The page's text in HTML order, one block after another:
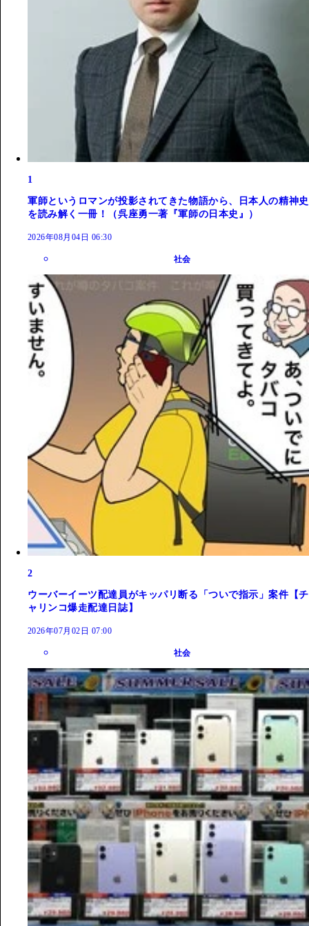
1
軍師というロマンが投影されてきた物語から、日本人の精神史
を読み解く一冊！（呉座勇一著『軍師の日本史』）
2026年08月04日 06:30
社会
2
ウーバーイーツ配達員がキッパリ断る「ついで指示」案件【チ
ャリンコ爆走配達日誌】
2026年07月02日 07:00
社会